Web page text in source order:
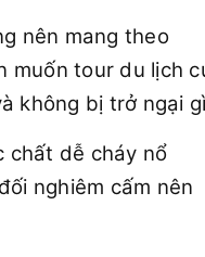
nên mang theo
muốn tour du lịch
không bị trở ngại
chất dễ cháy nổ
nghiêm cấm nên